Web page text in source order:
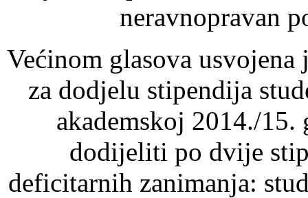
neravnopravan
Većinom glasova
za dodjelu stipendija
akademskoj 2014./
dodijeliti po dvije
deficitarnih zanimanja: